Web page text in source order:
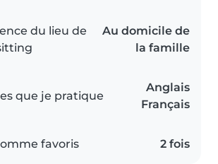
du lieu de
Au domicile de
la famille
que je pratique
Anglais
Français
favoris 2 fois